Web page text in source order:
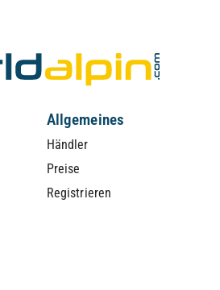
Allgemeines
Händler
Preise
Registrieren